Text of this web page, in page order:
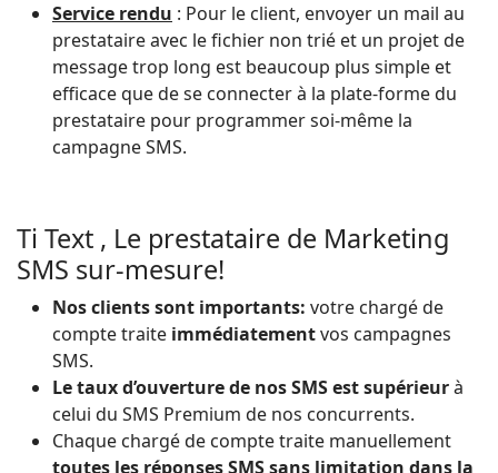
Service rendu : Pour le client, envoyer un mail au
prestataire avec le fichier non trié et un projet de
message trop long est beaucoup plus simple et
efficace que de se connecter à la plate-forme du
prestataire pour programmer soi-même la
campagne SMS.
Ti Text , Le prestataire de Marketing
SMS sur-mesure!
Nos clients sont importants: votre chargé de
compte traite immédiatementvos campagnes
SMS.
Le taux d’ouverture de nos SMS est supérieurà
celui du SMS Premium de nos concurrents.
Chaque chargé de compte traite manuellement
toutes les réponses SMS sans limitation dans la